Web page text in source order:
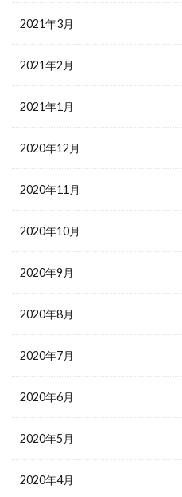
2021年3月
2021年2月
2021年1月
2020年12月
2020年11月
2020年10月
2020年9月
2020年8月
2020年7月
2020年6月
2020年5月
2020年4月